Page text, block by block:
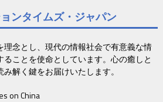
ンタイムズ・ジャパン
念とし、現代の情報社会で有意義な情
ことを使命としています。心の癒しと
解く鍵をお届けいたします。
on China